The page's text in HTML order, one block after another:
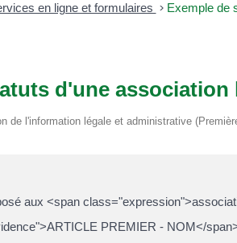
en ligne et formulaires > Exemple de
d'une
de l'information légale et administrative
aux <span
PREMIER - NOM</